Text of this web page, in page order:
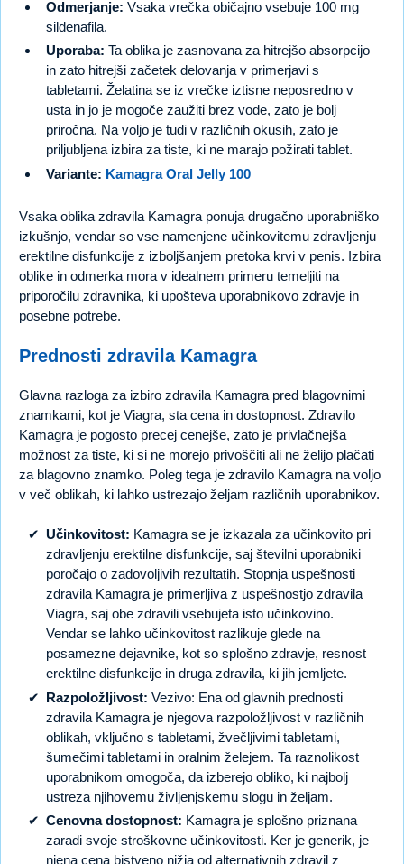
Odmerjanje: Vsaka vrečka običajno vsebuje 100 mg
sildenafila.
Uporaba: Ta oblika je zasnovana za hitrejšo absorpcijo
in zato hitrejši začetek delovanja v primerjavi s
tabletami. Želatina se iz vrečke iztisne neposredno v
usta in jo je mogoče zaužiti brez vode, zato je bolj
priročna. Na voljo je tudi v različnih okusih, zato je
priljubljena izbira za tiste, ki ne marajo požirati tablet.
Variante: Kamagra Oral Jelly 100
Vsaka oblika zdravila Kamagra ponuja drugačno uporabniško
izkušnjo, vendar so vse namenjene učinkovitemu zdravljenju
erektilne disfunkcije z izboljšanjem pretoka krvi v penis. Izbira
oblike in odmerka mora v idealnem primeru temeljiti na
priporočilu zdravnika, ki upošteva uporabnikovo zdravje in
posebne potrebe.
Prednosti zdravila Kamagra
Glavna razloga za izbiro zdravila Kamagra pred blagovnimi
znamkami, kot je Viagra, sta cena in dostopnost. Zdravilo
Kamagra je pogosto precej cenejše, zato je privlačnejša
možnost za tiste, ki si ne morejo privoščiti ali ne želijo plačati
za blagovno znamko. Poleg tega je zdravilo Kamagra na voljo
v več oblikah, ki lahko ustrezajo željam različnih uporabnikov.
Učinkovitost: Kamagra se je izkazala za učinkovito pri
zdravljenju erektilne disfunkcije, saj številni uporabniki
poročajo o zadovoljivih rezultatih. Stopnja uspešnosti
zdravila Kamagra je primerljiva z uspešnostjo zdravila
Viagra, saj obe zdravili vsebujeta isto učinkovino.
Vendar se lahko učinkovitost razlikuje glede na
posamezne dejavnike, kot so splošno zdravje, resnost
erektilne disfunkcije in druga zdravila, ki jih jemljete.
Razpoložljivost: Vezivo: Ena od glavnih prednosti
zdravila Kamagra je njegova razpoložljivost v različnih
oblikah, vključno s tabletami, žvečljivimi tabletami,
šumečimi tabletami in oralnim želejem. Ta raznolikost
uporabnikom omogoča, da izberejo obliko, ki najbolj
ustreza njihovemu življenjskemu slogu in željam.
Cenovna dostopnost: Kamagra je splošno priznana
zaradi svoje stroškovne učinkovitosti. Ker je generik, je
njena cena bistveno nižja od alternativnih zdravil z